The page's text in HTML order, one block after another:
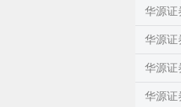
华源证
华源证
华源证
华源证